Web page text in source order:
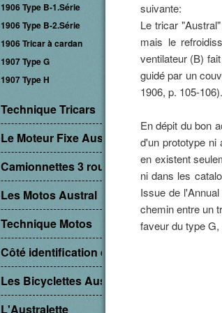
1906 Type B-1.Série
1906 Type B-2.Série
1906 Tricar à cardan
1907 Type G
1907 Type H
Technique Tricars
Le Moteur Fixe Austral
Camionnettes 3 roues
Les Motos Austral
Technique Motos
Côté identification et restauration.
Les Bicyclettes Austral
L'Australette
suivante:
Le tricar
mais le
ventilateur (B)
guidé par un
1906, p. 105-106).
En dépit du bon
d'un prototype ni
en existent
ni dans les
Issue de
chemin entre un
faveur du type